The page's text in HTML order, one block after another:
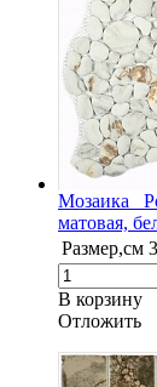
Мозаика
матовая,
Размер,см
В корзину
Oтложить